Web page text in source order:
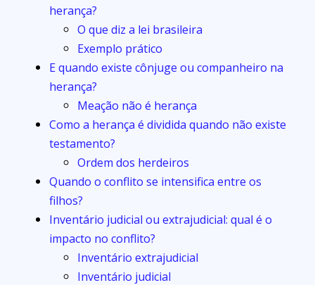
herança?
O que diz a lei brasileira
Exemplo prático
E quando existe cônjuge ou companheiro na
herança?
Meação não é herança
Como a herança é dividida quando não existe
testamento?
Ordem dos herdeiros
Quando o conflito se intensifica entre os
filhos?
Inventário judicial ou extrajudicial: qual é o
impacto no conflito?
Inventário extrajudicial
Inventário judicial